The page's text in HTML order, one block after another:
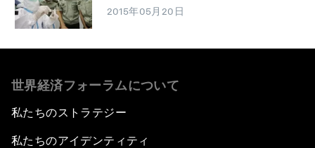
2015年05月20日
世界経済フォーラムについて
私たちのストラテジー
私たちのアイデンティティ